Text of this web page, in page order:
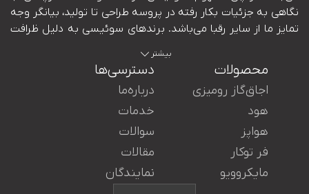
ایران در کنار شما هستند.
بیشتر
محصولات
اجاق‌گاز رومیزی
هود
هواپز
فر توکار
مایکروویو
دسترسی‌ها
درباره‌ما
خدمات
سوالات
مقالات
نمایندگان